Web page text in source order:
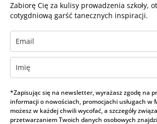
Zabiorę Cię za kulisy prowadzenia szkoły,
cotygdniową garść tanecznych inspiracji.
*Zapisując się na newsletter, wyrażasz zgodę na
informacji o nowościach, promocjachi usługach w
możesz w każdej chwili wycofać, a szczegóły
przetwarzaniem Twoich danych osobowych